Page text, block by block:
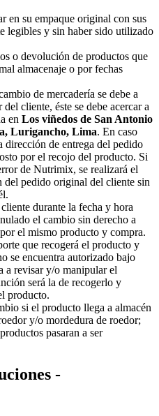
en su empaque original con sus
legibles y sin haber sido utilizado
o devolución de productos que
almacenaje o por fechas
de mercadería se debe a
cliente, éste se debe acercar a
en Los viñedos de San Antonio
Lurigancho, Lima. En caso
dirección de entrega del pedido
por el recojo del producto. Si
de Nutrimix, se realizará el
del pedido original del cliente sin
durante la fecha y hora
el cambio sin derecho a
el mismo producto y compra.
que recogerá el producto y
se encuentra autorizado bajo
a revisar y/o manipular el
será la de recogerlo y
producto.
si el producto llega a almacén
y/o mordedura de roedor;
pasaran a ser
-